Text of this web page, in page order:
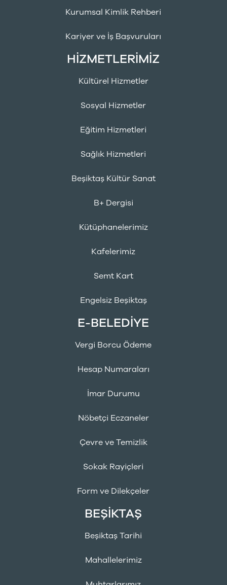
Kurumsal Kimlik Rehberi
Kariyer ve İş Başvuruları
HİZMETLERİMİZ
Kültürel Hizmetler
Sosyal Hizmetler
Eğitim Hizmetleri
Sağlık Hizmetleri
Beşiktaş Kültür Sanat
B+ Dergisi
Kütüphanelerimiz
Kafelerimiz
Semt Kart
Engelsiz Beşiktaş
E-BELEDİYE
Vergi Borcu Ödeme
Hesap Numaraları
İmar Durumu
Nöbetçi Eczaneler
Çevre ve Temizlik
Sokak Rayiçleri
Form ve Dilekçeler
BEŞİKTAŞ
Beşiktaş Tarihi
Mahallelerimiz